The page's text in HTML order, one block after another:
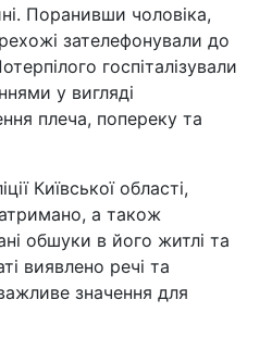
Поранивши чоловіка,
зателефонували до
госпіталізували
у вигляді
плеча, попереку та
Київської області,
а також
обшуки в його житлі та
виявлено речі та
значення для